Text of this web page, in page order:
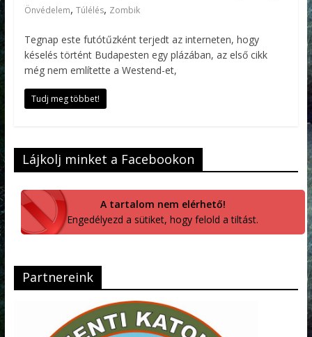
Önvédelem, Túlélés, Zombik
Tegnap este futótűzként terjedt az interneten, hogy
késelés történt Budapesten egy plázában, az első cikk
még nem említette a Westend-et,
Tudj meg többet!
Lájkolj minket a Facebookon
A tartalom nem elérhető!
Engedélyezd a sütiket, hogy felold a tiltást.
Partnereink